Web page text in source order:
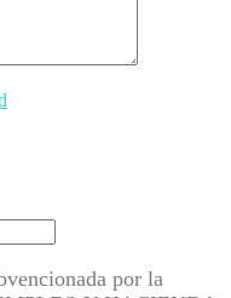
por la